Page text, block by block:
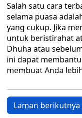
Salah satu cara
selama puasa
yang cukup. Jika
untuk beristirahat
Dhuha atau
ini dapat
membuat Anda
Laman berikutnya